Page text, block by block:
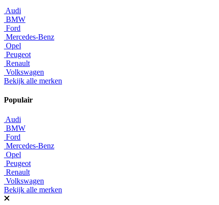
Audi
BMW
Ford
Mercedes-Benz
Opel
Peugeot
Renault
Volkswagen
Bekijk alle merken
Populair
Audi
BMW
Ford
Mercedes-Benz
Opel
Peugeot
Renault
Volkswagen
Bekijk alle merken